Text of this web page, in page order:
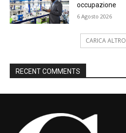
occupazione
6 Agosto 2026
CARICA ALTRO
RECENT COMMENTS